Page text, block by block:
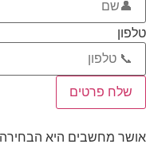
טלפון
שלח פרטים
אושר מחשבים היא הבחירה